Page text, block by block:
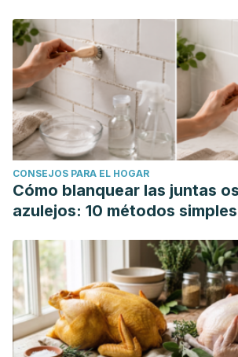
https://www.croris.hr/crosbi/
casopis/248480
Meeuwis, K. A., Potts Bleakman, A., van
Dutronc, Y., Henneges, C., Kornberg, L.
(2018). Prevalence of genital psoriasis
psoriasis. Journal of Dermatological
760.
https://www.tandfonline.com/doi/full/
Perkins, O. S., & Cortes, S. (2020).
https://europepmc.org/article/nbk/
Thomas, A., Necchi, A., Muneer, A.,
Tran, A. T. H., Van Rompuy, A. S., ... &
Penile cancer.Nature Reviews Disease
https://www.nature.com/articles/
CONSEJOS PARA EL HOGAR
Cómo blanquear las juntas
azulejos: 10 métodos